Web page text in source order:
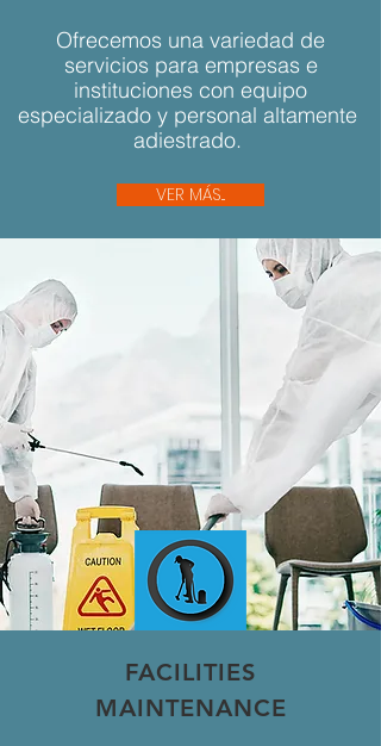
Ofrecemos una variedad de
servicios para empresas e
instituciones con equipo
especializado y personal altamente
adiestrado.
VER MÁS...
FACILITIES
MAINTENANCE